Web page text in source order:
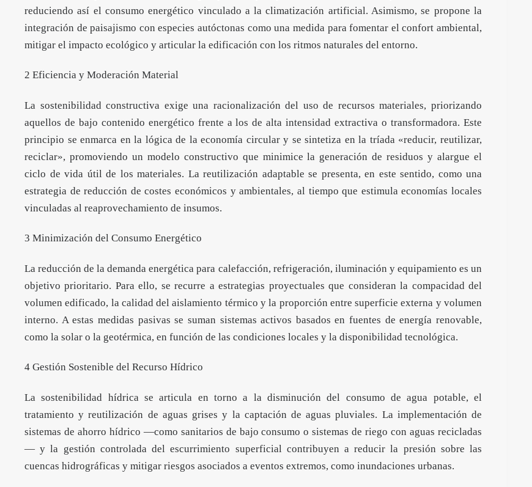
reduciendo así el consumo energético vinculado a la climatización artificial. Asimismo, se propone la
integración de paisajismo con especies autóctonas como una medida para fomentar el confort ambiental,
mitigar el impacto ecológico y articular la edificación con los ritmos naturales del entorno.
2 Eficiencia y Moderación Material
La sostenibilidad constructiva exige una racionalización del uso de recursos materiales, priorizando
aquellos de bajo contenido energético frente a los de alta intensidad extractiva o transformadora. Este
principio se enmarca en la lógica de la economía circular y se sintetiza en la tríada «reducir, reutilizar,
reciclar», promoviendo un modelo constructivo que minimice la generación de residuos y alargue el
ciclo de vida útil de los materiales. La reutilización adaptable se presenta, en este sentido, como una
estrategia de reducción de costes económicos y ambientales, al tiempo que estimula economías locales
vinculadas al reaprovechamiento de insumos.
3 Minimización del Consumo Energético
La reducción de la demanda energética para calefacción, refrigeración, iluminación y equipamiento es un
objetivo prioritario. Para ello, se recurre a estrategias proyectuales que consideran la compacidad del
volumen edificado, la calidad del aislamiento térmico y la proporción entre superficie externa y volumen
interno. A estas medidas pasivas se suman sistemas activos basados en fuentes de energía renovable,
como la solar o la geotérmica, en función de las condiciones locales y la disponibilidad tecnológica.
4 Gestión Sostenible del Recurso Hídrico
La sostenibilidad hídrica se articula en torno a la disminución del consumo de agua potable, el
tratamiento y reutilización de aguas grises y la captación de aguas pluviales. La implementación de
sistemas de ahorro hídrico —como sanitarios de bajo consumo o sistemas de riego con aguas recicladas
— y la gestión controlada del escurrimiento superficial contribuyen a reducir la presión sobre las
cuencas hidrográficas y mitigar riesgos asociados a eventos extremos, como inundaciones urbanas.